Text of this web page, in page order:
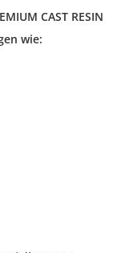
CAST RESIN
wie: